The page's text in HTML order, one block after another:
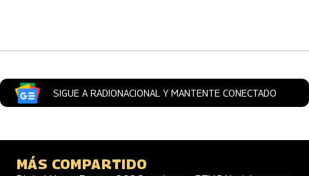
SIGUE A RADIONACIONAL Y MANTENTE CONECTADO
MÁS COMPARTIDO